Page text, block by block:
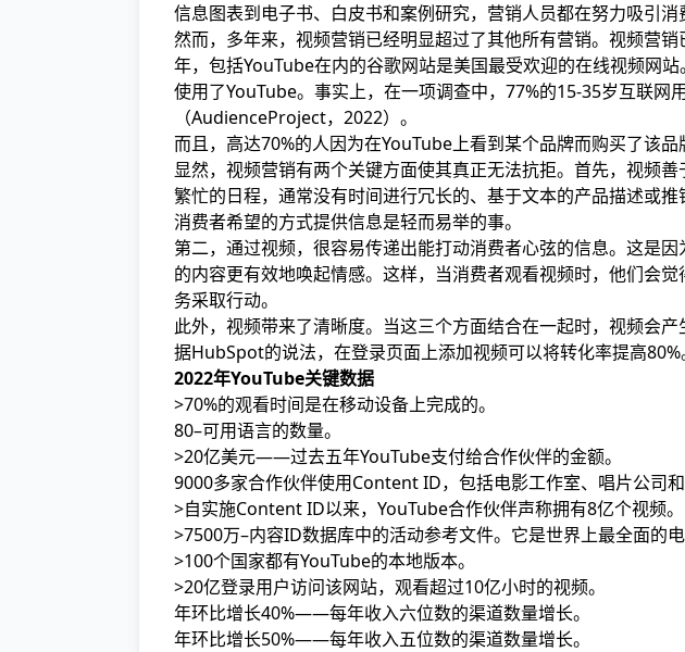
信息图表到电子书、白皮书和案例研究，营销人员都在努力吸引消
然而，多年来，视频营销已经明显超过了其他所有营销。视频营
年，包括YouTube在内的谷歌网站是美国最受欢迎的在线视频网
使用了YouTube。事实上，在一项调查中，77%的15-35岁互联网
（AudienceProject，2022）。
而且，高达70%的人因为在YouTube上看到某个品牌而购买了该品
显然，视频营销有两个关键方面使其真正无法抗拒。首先，视频
繁忙的日程，通常没有时间进行冗长的、基于文本的产品描述或
消费者希望的方式提供信息是轻而易举的事。
第二，通过视频，很容易传递出能打动消费者心弦的信息。这是
的内容更有效地唤起情感。这样，当消费者观看视频时，他们会
务采取行动。
此外，视频带来了清晰度。当这三个方面结合在一起时，视频会
据HubSpot的说法，在登录页面上添加视频可以将转化率提高80%
2022年YouTube关键数据
>70%的观看时间是在移动设备上完成的。
80–可用语言的数量。
>20亿美元——过去五年YouTube支付给合作伙伴的金额。
9000多家合作伙伴使用Content ID，包括电影工作室、唱片公司和
>自实施Content ID以来，YouTube合作伙伴声称拥有8亿个视频。
>7500万–内容ID数据库中的活动参考文件。它是世界上最全面的
>100个国家都有YouTube的本地版本。
>20亿登录用户访问该网站，观看超过10亿小时的视频。
年环比增长40%——每年收入六位数的渠道数量增长。
年环比增长50%——每年收入五位数的渠道数量增长。